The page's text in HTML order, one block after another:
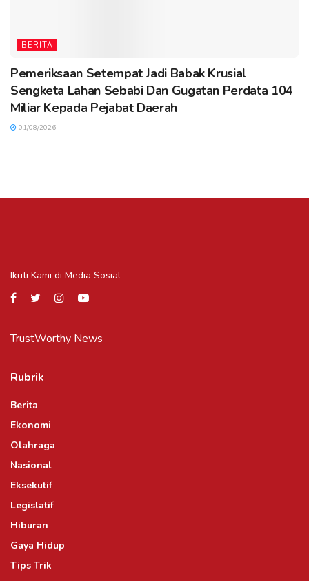
BERITA
Pemeriksaan Setempat Jadi Babak Krusial
Sengketa Lahan Sebabi Dan Gugatan Perdata 104
Miliar Kepada Pejabat Daerah
01/08/2026
Ikuti Kami di Media Sosial
TrustWorthy News
Rubrik
Berita
Ekonomi
Olahraga
Nasional
Eksekutif
Legislatif
Hiburan
Gaya Hidup
Tips Trik